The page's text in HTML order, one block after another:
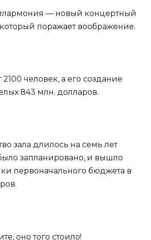
— новый концертный
который поражает воображение.
человек, а его создание
843 млн. долларов.
зала длилось на семь лет
запланировано, и вышло
первоначального бюджета в
оно того стоило!